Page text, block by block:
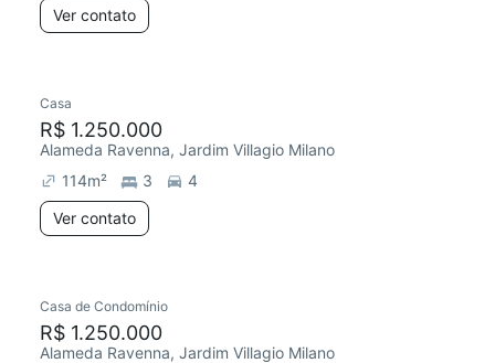
Ver contato
Casa
R$ 1.250.000
Alameda Ravenna, Jardim Villagio Milano
114m² 3
4
Ver contato
Casa de Condomínio
R$ 1.250.000
Alameda Ravenna, Jardim Villagio Milano